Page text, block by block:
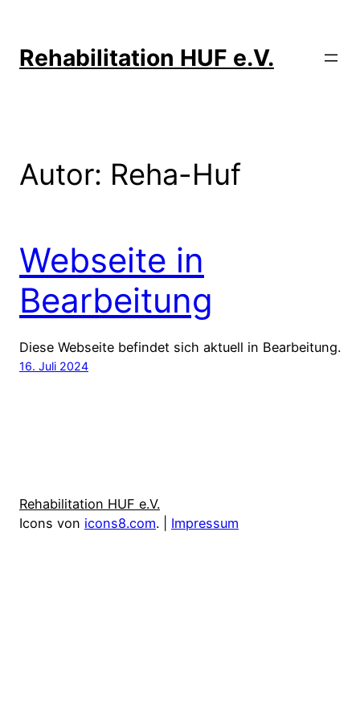
springen
Rehabilitation HUF e.V.
Autor: Reha-Huf
Webseite in
Bearbeitung
Diese Webseite befindet sich aktuell in Bearbeitung.
16. Juli 2024
Rehabilitation HUF e.V.
Icons von icons8.com. | Impressum